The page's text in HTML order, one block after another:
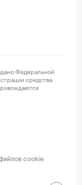
Федеральной
средства
cookie